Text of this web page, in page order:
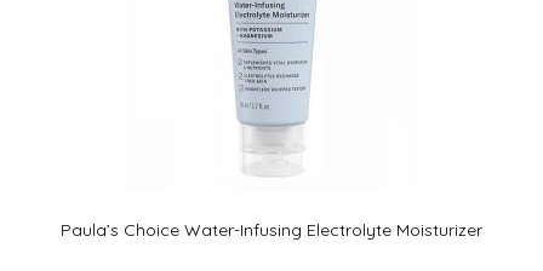
Paula’s Choice Water-Infusing Electrolyte Moisturizer